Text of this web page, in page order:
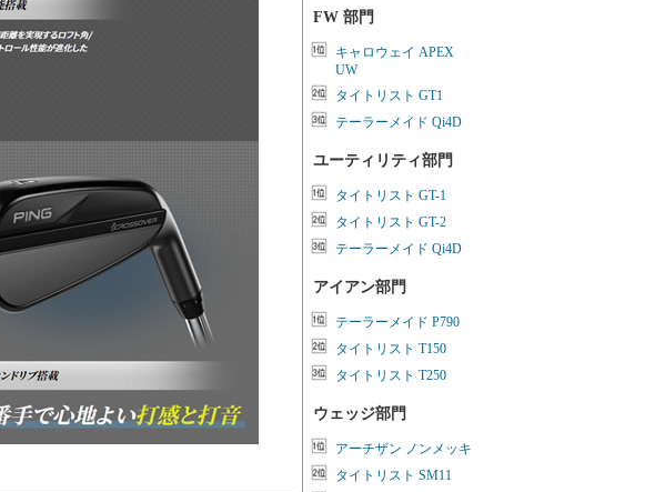
FW 部門
キャロウェイ APEX
UW
タイトリスト GT1
テーラーメイド Qi4D
ユーティリティ部門
タイトリスト GT-1
タイトリスト GT-2
テーラーメイド Qi4D
アイアン部門
テーラーメイド P790
タイトリスト T150
タイトリスト T250
ウェッジ部門
アーチザン ノンメッキ
タイトリスト SM11